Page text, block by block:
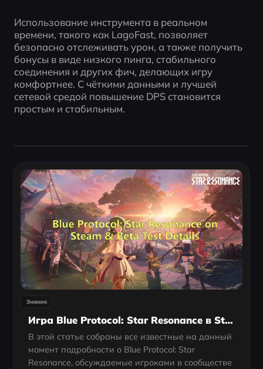
Использование инструмента в реальном
времени, такого как LagoFast, позволяет
безопасно отслеживать урон, а также получить
бонусы в виде низкого пинга, стабильного
соединения и других фич, делающих игру
комфортнее. С чёткими данными и лучшей
сетевой средой повышение DPS становится
простым и стабильным.
Знание
Игра Blue Protocol: Star Resonance в Steam - Как Поиграть В России
В этой статье собраны все известные на данный
момент подробности о Blue Protocol: Star
Resonance, обсуждаемые игроками в сообществе